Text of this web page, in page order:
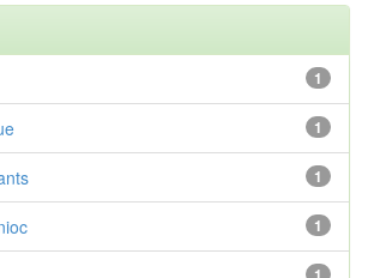
1
1
1
1